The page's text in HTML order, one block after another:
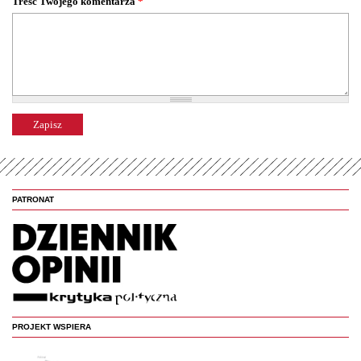
PATRONAT
PROJEKT WSPIERA